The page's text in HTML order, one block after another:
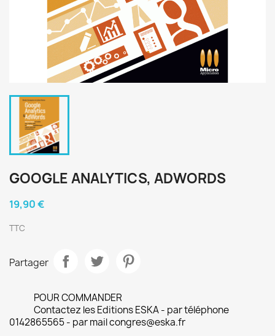
GOOGLE ANALYTICS, ADWORDS
19,90 €
TTC
Partager
POUR COMMANDER
Contactez les Editions ESKA - par téléphone
0142865565 - par mail congres@eska.fr